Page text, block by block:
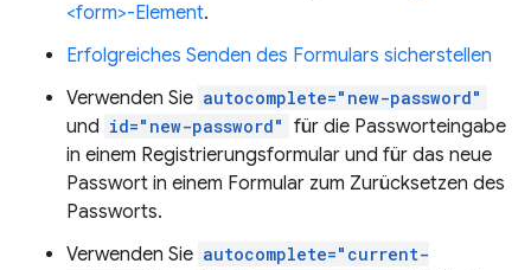
<form>-Element.
Erfolgreiches Senden des Formulars sicherstellen
Verwenden Sie autocomplete="new-password"
und id="new-password" für die Passworteingabe
in einem Registrierungsformular und für das neue
Passwort in einem Formular zum Zurücksetzen des
Passworts.
Verwenden Sie autocomplete="current-